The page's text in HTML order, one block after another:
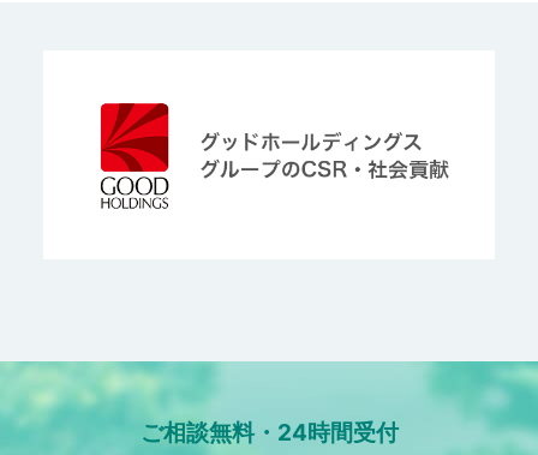
ご相談無料・24時間受付